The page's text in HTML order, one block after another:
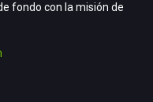
fondo con la misión de